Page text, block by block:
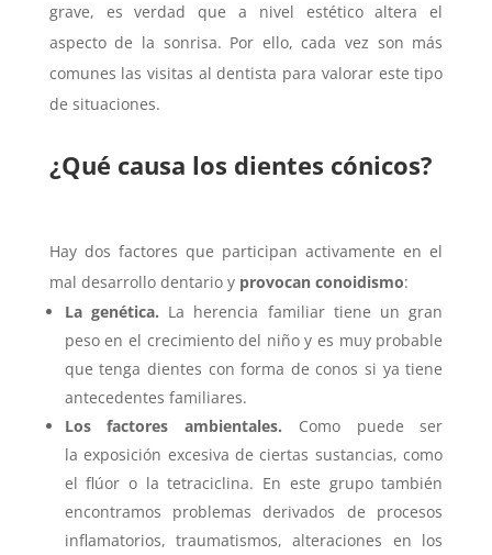
grave, es verdad que a nivel estético altera el
aspecto de la sonrisa. Por ello, cada vez son más
comunes las visitas al dentista para valorar este tipo
de situaciones.
¿Qué causa los dientes cónicos?
Hay dos factores que participan activamente en el
mal desarrollo dentario y provocan conoidismo:
La genética. La herencia familiar tiene un gran
peso en el crecimiento del niño y es muy probable
que tenga dientes con forma de conos si ya tiene
antecedentes familiares.
Los factores ambientales. Como puede ser
la exposición excesiva de ciertas sustancias, como
el flúor o la tetraciclina. En este grupo también
encontramos problemas derivados de procesos
inflamatorios, traumatismos, alteraciones en los